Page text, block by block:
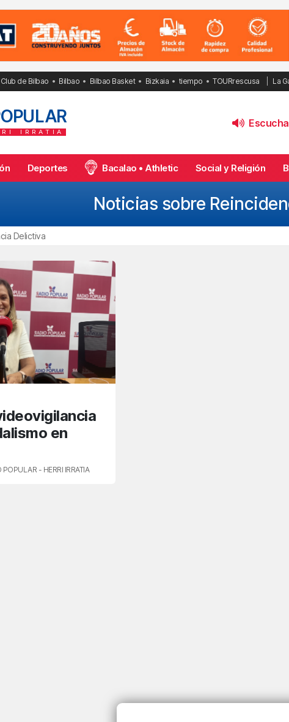
de Bilbao Bilbao Bilbao Basket Bizkaia tiempo TOURrescusa La
IRRATIA
Deportes Bacalao • Athletic Social y Religión
Noticias sobre
Delictiva
en
- HERRI IRRATIA